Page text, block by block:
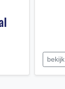
bekijk